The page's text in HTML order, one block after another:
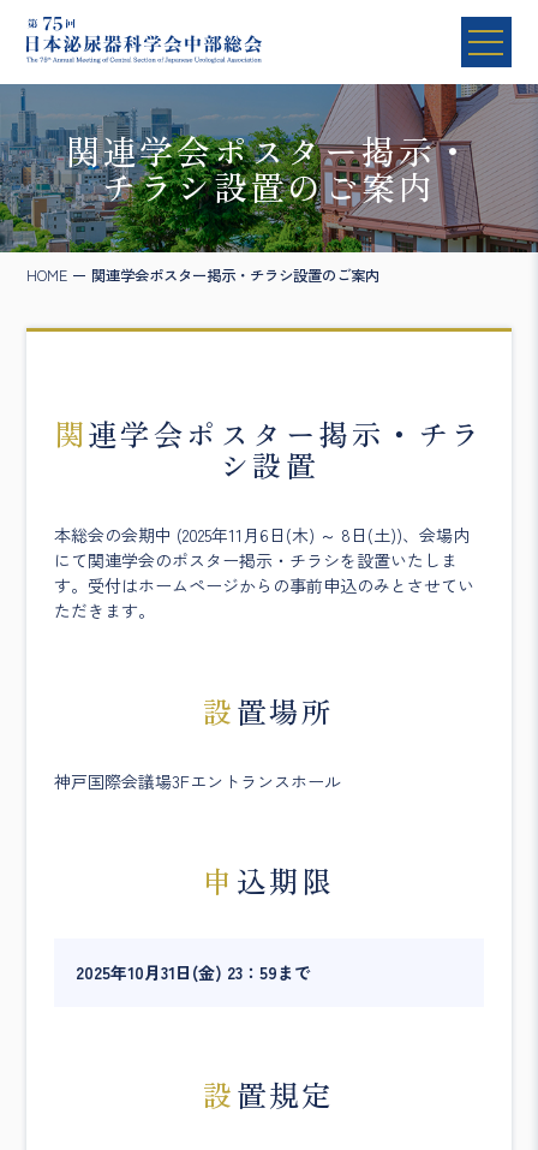
関連学会ポスター掲示・
チラシ設置のご案内
HOME 関連学会ポスター掲示・チラシ設置のご案内
関連学会ポスター掲示・チラ
シ設置
本総会の会期中 (2025年11月6日(木) ～ 8日(土))、会場内
にて関連学会のポスター掲示・チラシを設置いたしま
す。受付はホームページからの事前申込のみとさせてい
ただきます。
設置場所
神戸国際会議場3Fエントランスホール
申込期限
2025年10月31日(金) 23：59まで
設置規定